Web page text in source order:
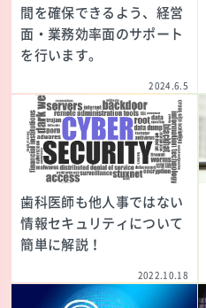
間を確保できるよう、経営
面・業務効率面のサポート
を行います。
2024.6.5
歯科医師も他人事ではない
情報セキュリティについて
簡単に解説！
2022.10.18